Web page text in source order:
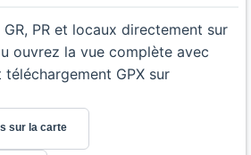
PR et locaux directement sur
ouvrez la vue complète avec
GPX sur
sur la carte